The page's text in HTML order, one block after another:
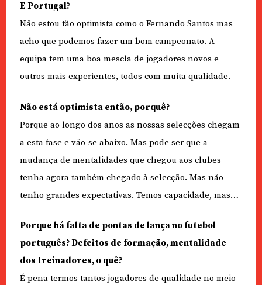
E Portugal?
Não estou tão optimista como o Fernando Santos mas
acho que podemos fazer um bom campeonato. A
equipa tem uma boa mescla de jogadores novos e
outros mais experientes, todos com muita qualidade.
Não está optimista então, porquê?
Porque ao longo dos anos as nossas selecções chegam
a esta fase e vão-se abaixo. Mas pode ser que a
mudança de mentalidades que chegou aos clubes
tenha agora também chegado à selecção. Mas não
tenho grandes expectativas. Temos capacidade, mas…
Porque há falta de pontas de lança no futebol
português? Defeitos de formação, mentalidade
dos treinadores, o quê?
É pena termos tantos jogadores de qualidade no meio